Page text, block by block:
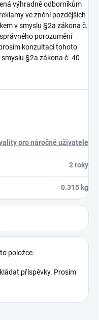
výhradně odborníkům
ve znění pozdějších
v smyslu §2a zákona č.
porozumění
konzultaci tohoto
§2a zákona č. 40
pro náročné uživatele
2 roky
0.315 kg
položce.
příspěvky. Prosím